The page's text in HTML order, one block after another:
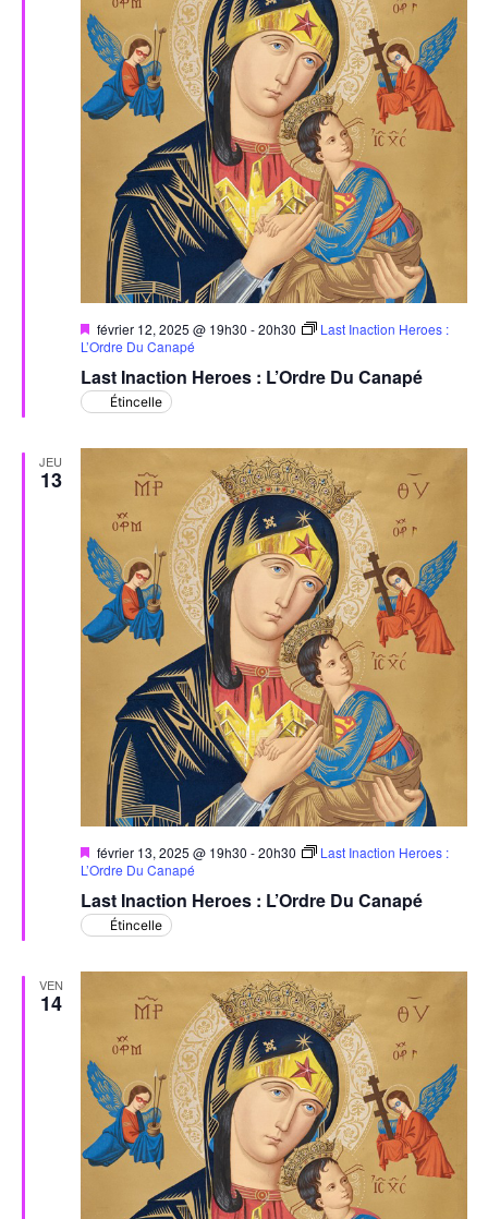
Last Inaction Heroes : L’Ordre Du Canapé
Mis
en
février 12, 2025 @ 19h30 -20h30
Last Inaction Heroes :
L’Ordre Du Canapé
Étincelle
JEU
13
Last Inaction Heroes : L’Ordre Du Canapé
Mis
en
février 13, 2025 @ 19h30 -20h30
Last Inaction Heroes :
L’Ordre Du Canapé
Étincelle
VEN
14